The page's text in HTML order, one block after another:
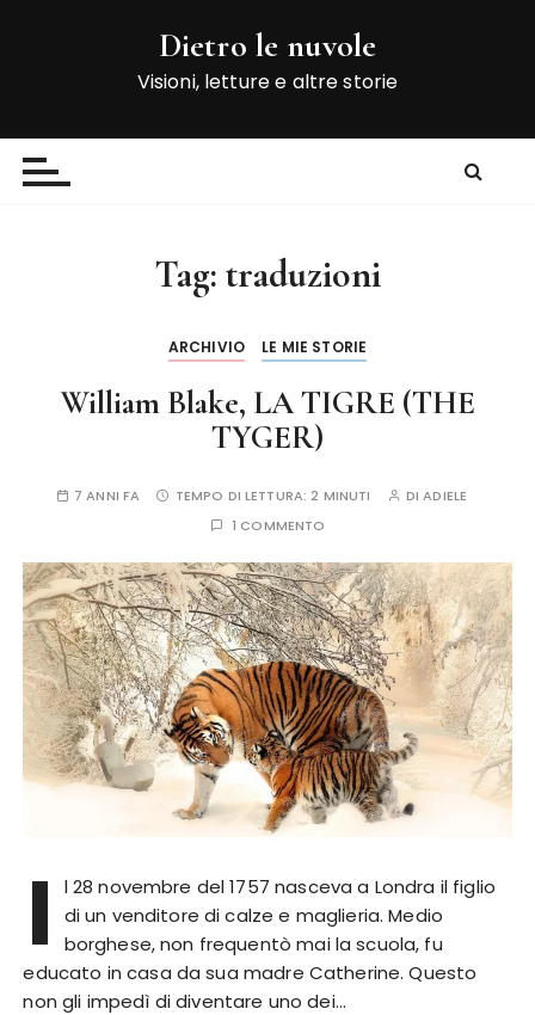
a
Dietro le nuvole
Visioni, letture e altre storie
Tag: traduzioni
ARCHIVIO LE MIE STORIE
William Blake, LA TIGRE (THE
TYGER)
7 ANNI FA TEMPO DI LETTURA:2 MINUTI DIADIELE
1 COMMENTO
I
l 28 novembre del 1757 nasceva a Londra il figlio
di un venditore di calze e maglieria. Medio
borghese, non frequentò mai la scuola, fu
educato in casa da sua madre Catherine. Questo
non gli impedì di diventare uno dei…